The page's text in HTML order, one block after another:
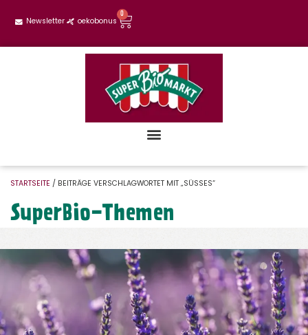
Newsletter oekobonus
0
STARTSEITE / BEITRÄGE VERSCHLAGWORTET MIT „SÜSSES“
SuperBio-Themen